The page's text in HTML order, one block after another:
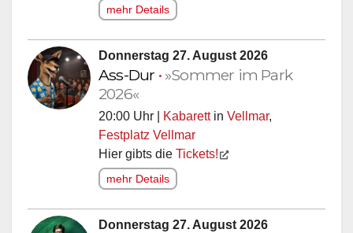
mehr Details
Donnerstag 27. August 2026
Ass-Dur • »Sommer im Park
2026«
20:00 Uhr | Kabarettin Vellmar,
Festplatz Vellmar
Hier gibts die Tickets!
mehr Details
Donnerstag 27. August 2026